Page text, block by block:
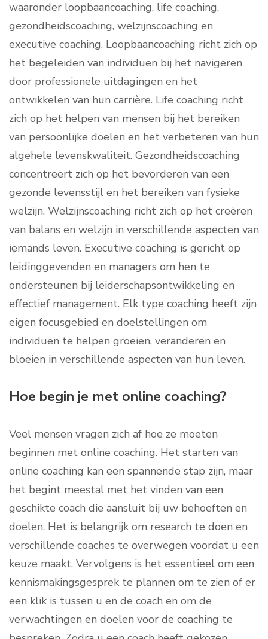
waaronder loopbaancoaching, life coaching,
gezondheidscoaching, welzijnscoaching en
executive coaching. Loopbaancoaching richt zich op
het begeleiden van individuen bij het navigeren
door professionele uitdagingen en het
ontwikkelen van hun carrière. Life coaching richt
zich op het helpen van mensen bij het bereiken
van persoonlijke doelen en het verbeteren van hun
algehele levenskwaliteit. Gezondheidscoaching
concentreert zich op het bevorderen van een
gezonde levensstijl en het bereiken van fysieke
welzijn. Welzijnscoaching richt zich op het creëren
van balans en welzijn in verschillende aspecten van
iemands leven. Executive coaching is gericht op
leidinggevenden en managers om hen te
ondersteunen bij leiderschapsontwikkeling en
effectief management. Elk type coaching heeft zijn
eigen focusgebied en doelstellingen om
individuen te helpen groeien, veranderen en
bloeien in verschillende aspecten van hun leven.
Hoe begin je met online coaching?
Veel mensen vragen zich af hoe ze moeten
beginnen met online coaching. Het starten van
online coaching kan een spannende stap zijn, maar
het begint meestal met het vinden van een
geschikte coach die aansluit bij uw behoeften en
doelen. Het is belangrijk om research te doen en
verschillende coaches te overwegen voordat u een
keuze maakt. Vervolgens is het essentieel om een
kennismakingsgesprek te plannen om te zien of er
een klik is tussen u en de coach en om de
verwachtingen en doelen voor de coaching te